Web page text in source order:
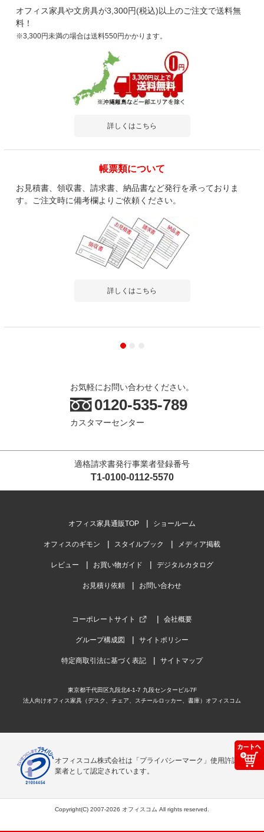
オフィス家具や文房具が3,300円(税込)以上のご注文で送料無
料！
※3,300円未満の場合は送料550円かかります。
詳しくはこちら
帳票類について
お見積書、領収書、請求書、納品書など発行を承っておりま
す。ご注文時に備考欄よりご依頼ください。
詳しくはこちら
お気軽にお問い合わせください。
0120-535-789
カスタマーセンター
適格請求書発行事業者登録番号
T1-0100-0112-5570
オフィス家具通販TOP ショールーム
オフィスのギモン スタイルブック メディア掲載
レビュー お買い物ガイド デジタルカタログ
お見積り依頼 お問い合わせ
コーポレートサイト 会社概要
グループ構成図 サイトポリシー
特定商取引法に基づく表記 サイトマップ
東京都千代田区九段北4-1-7 九段センタービル7F
法人向けオフィス家具（デスク、チェア、スチールロッカー、書庫）オフィスコム
オフィスコム株式会社は「プライバシーマーク」使用許諾事
業者として認定されています。
Copyright(C) 2007-2026 オフィスコム All rights reserved.